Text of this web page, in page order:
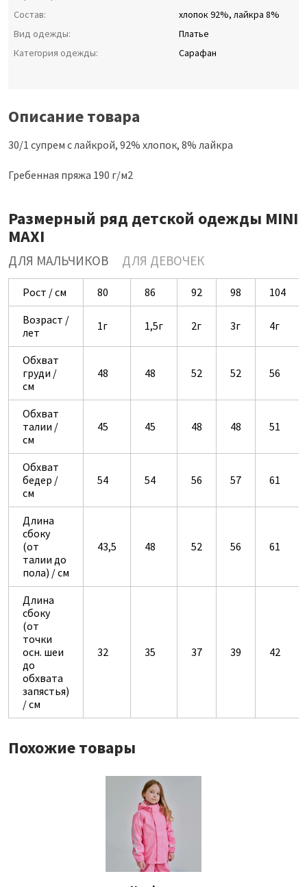
Состав:
хлопок 92%, лайкра 8%
Вид одежды:
Платье
Категория одежды:
Сарафан
Описание товара
30/1 супрем с лайкрой, 92% хлопок, 8% лайкра
Гребенная пряжа 190 г/м2
Размерный ряд детской одежды MINI
MAXI
ДЛЯ МАЛЬЧИКОВ ДЛЯ ДЕВОЧЕК
Рост / см 80 86 92 98
104
Возраст /
лет
1г 1,5г 2г 3г 4г
Обхват
груди /
см
48 48 52 52 56
Обхват
талии /
см
45 45 48 48 51
Обхват
бедер /
см
54 54 56 57 61
Длина
сбоку
(от
талии до
пола) / см
43,5 48 52 56 61
Длина
сбоку
(от
точки
осн. шеи
до
обхвата
запястья)
/ см
32 35 37 39 42
Похожие товары